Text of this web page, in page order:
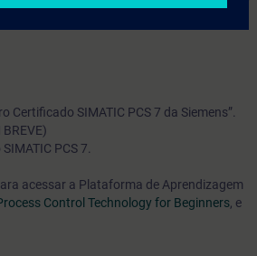
SIMATIC PCS 7 da Siemens”.
PCS 7.
acessar a Plataforma de Aprendizagem
Control Technology for Beginners, e